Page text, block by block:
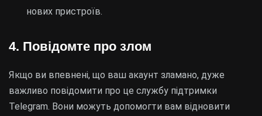
нових пристроїв.
4. Повідомте про злом
Якщо ви впевнені, що ваш акаунт зламано, дуже
важливо повідомити про це службу підтримки
Telegram. Вони можуть допомогти вам відновити